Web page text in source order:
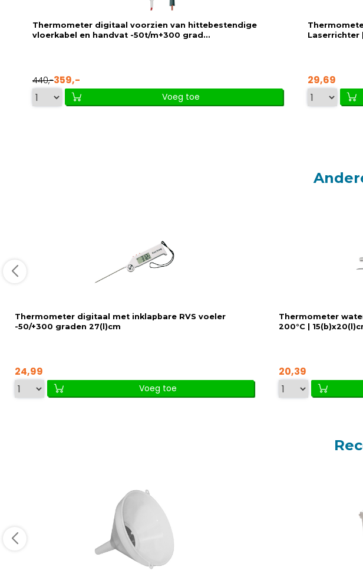
Thermometer digitaal voorzien van hittebestendige
vloerkabel en handvat -50t/m+300 grad...
440,-359,-
Voeg toe
Laserrichter
29,69
Thermometer digitaal met inklapbare RVS voeler
-50/+300 graden 27(l)cm
24,99
Voeg toe
Thermometer
200°C |
20,39